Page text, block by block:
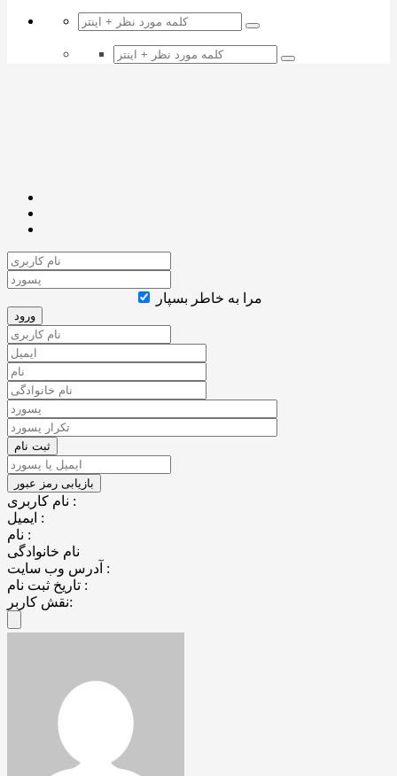
مرا به خاطر بسپار
نام کاربری :
ایمیل :
نام :
نام خانوادگی
آدرس وب سایت :
تاریخ ثبت نام :
نقش کاربر: